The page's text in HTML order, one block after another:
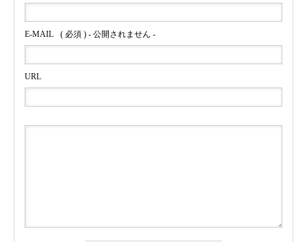
E-MAIL ( 必須 ) - 公開されません -
URL